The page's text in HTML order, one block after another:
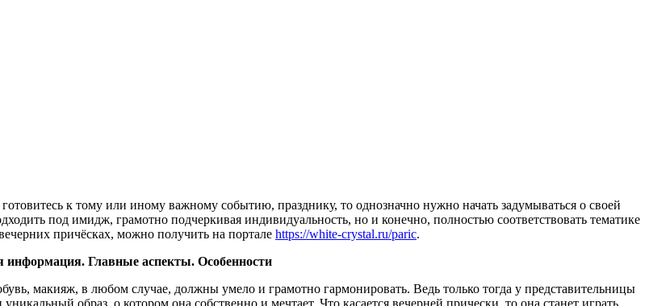
к тому или иному важному событию, празднику, то однозначно нужно начать задумываться о своей
под имидж, грамотно подчеркивая индивидуальность, но и конечно, полностью соответствовать тематике
причёсках, можно получить на портале https://white-crystal.ru/paric.
информация. Главные аспекты. Особенности
макияж, в любом случае, должны умело и грамотно гармонировать. Ведь только тогда у представительницы
образ, о котором она собственно и мечтает. Что касается вечерней прически, то она станет играть